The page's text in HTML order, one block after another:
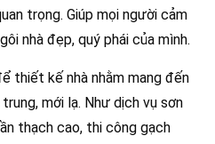
trọng. Giúp mọi người cảm
nhà đẹp, quý phái của mình.
thiết kế nhà nhằm mang đến
mới lạ. Như dịch vụ sơn
thạch cao, thi công gạch